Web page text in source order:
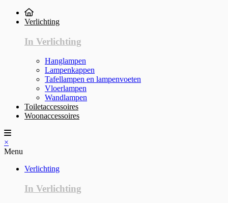
Verlichting
In Verlichting
Hanglampen
Lampenkappen
Tafellampen en lampenvoeten
Vloerlampen
Wandlampen
Toiletaccessoires
Woonaccessoires
×
Menu
Verlichting
In Verlichting